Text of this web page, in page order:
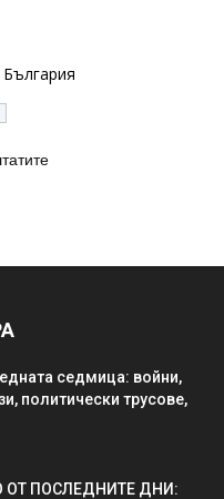
седмица: войни,
политически трусове,
ОТ ПОСЛЕДНИТЕ ДНИ: